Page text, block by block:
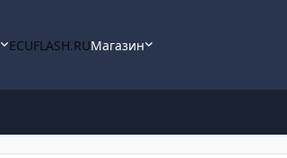
ECUFLASH.RUМагазин